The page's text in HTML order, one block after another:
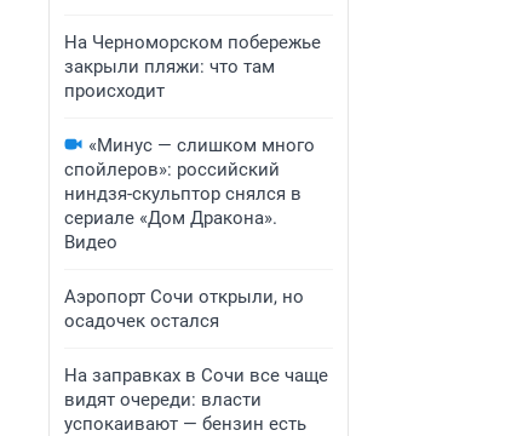
На Черноморском побережье
закрыли пляжи: что там
происходит
«Минус — слишком много
спойлеров»: российский
ниндзя-скульптор снялся в
сериале «Дом Дракона».
Видео
Аэропорт Сочи открыли, но
осадочек остался
На заправках в Сочи все чаще
видят очереди: власти
успокаивают — бензин есть